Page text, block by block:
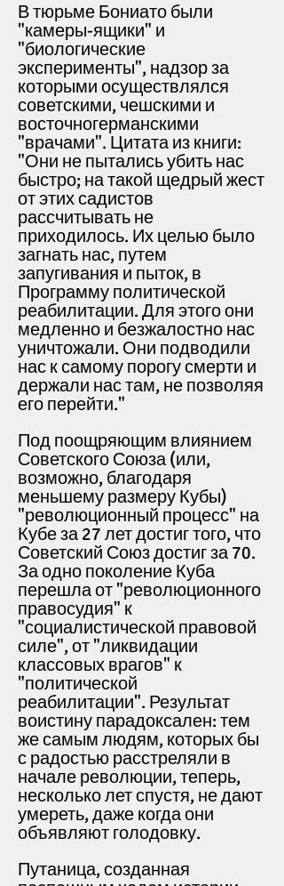
В тюрьме Бониато были
"камеры-ящики" и
"биологические
эксперименты", надзор за
которыми осуществлялся
советскими, чешскими и
восточногерманскими
"врачами". Цитата из книги:
"Они не пытались убить нас
быстро; на такой щедрый жест
от этих садистов
рассчитывать не
приходилось. Их целью было
загнать нас, путем
запугивания и пыток, в
Программу политической
реабилитации. Для этого они
медленно и безжалостно нас
уничтожали. Они подводили
нас к самому порогу смерти и
держали нас там, не позволяя
его перейти."
Под поощряющим влиянием
Советского Союза (или,
возможно, благодаря
меньшему размеру Кубы)
"революционный процесс" на
Кубе за 27 лет достиг того, что
Советский Союз достиг за 70.
За одно поколение Куба
перешла от "революционного
правосудия" к
"социалистической правовой
силе", от "ликвидации
классовых врагов" к
"политической
реабилитации". Результат
воистину парадоксален: тем
же самым людям, которых бы
с радостью расстреляли в
начале революции, теперь,
несколько лет спустя, не дают
умереть, даже когда они
объявляют голодовку.
Путаница, созданная